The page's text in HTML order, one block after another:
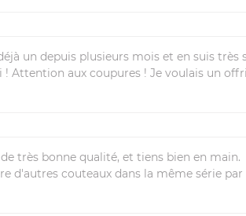
un depuis plusieurs mois et en suis très
! Attention aux coupures ! Je voulais un
très bonne qualité, et tiens bien en main.
d'autres couteaux dans la même série par